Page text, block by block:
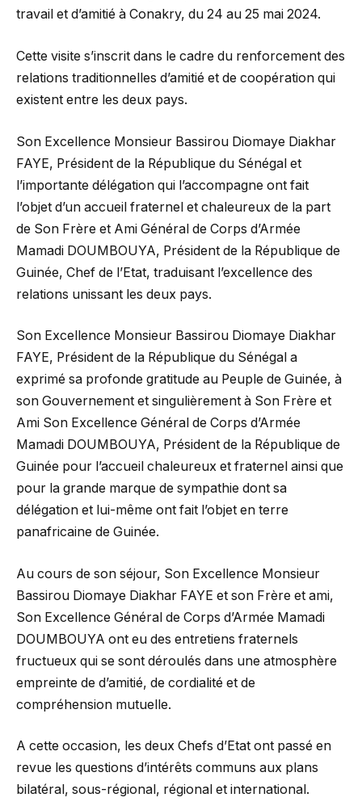
travail et d’amitié à Conakry, du 24 au 25 mai 2024.
Cette visite s’inscrit dans le cadre du renforcement des
relations traditionnelles d’amitié et de coopération qui
existent entre les deux pays.
Son Excellence Monsieur Bassirou Diomaye Diakhar
FAYE, Président de la République du Sénégal et
l’importante délégation qui l’accompagne ont fait
l’objet d’un accueil fraternel et chaleureux de la part
de Son Frère et Ami Général de Corps d’Armée
Mamadi DOUMBOUYA, Président de la République de
Guinée, Chef de l’Etat, traduisant l’excellence des
relations unissant les deux pays.
Son Excellence Monsieur Bassirou Diomaye Diakhar
FAYE, Président de la République du Sénégal a
exprimé sa profonde gratitude au Peuple de Guinée, à
son Gouvernement et singulièrement à Son Frère et
Ami Son Excellence Général de Corps d’Armée
Mamadi DOUMBOUYA, Président de la République de
Guinée pour l’accueil chaleureux et fraternel ainsi que
pour la grande marque de sympathie dont sa
délégation et lui-même ont fait l’objet en terre
panafricaine de Guinée.
Au cours de son séjour, Son Excellence Monsieur
Bassirou Diomaye Diakhar FAYE et son Frère et ami,
Son Excellence Général de Corps d’Armée Mamadi
DOUMBOUYA ont eu des entretiens fraternels
fructueux qui se sont déroulés dans une atmosphère
empreinte de d’amitié, de cordialité et de
compréhension mutuelle.
A cette occasion, les deux Chefs d’Etat ont passé en
revue les questions d’intérêts communs aux plans
bilatéral, sous-régional, régional et international.